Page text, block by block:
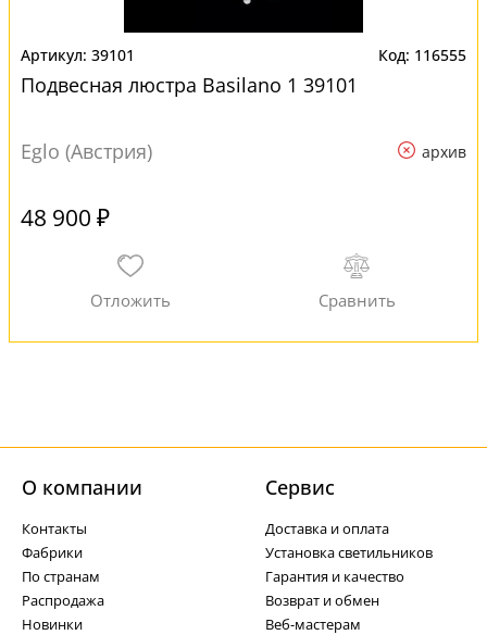
39101 116555
Подвесная люстра Basilano 1 39101
Eglo (Австрия) архив
48 900 ₽
О компании
Контакты
Фабрики
По странам
Распродажа
Новинки
Cервис
Доставка и оплата
Установка светильников
Гарантия и качество
Возврат и обмен
Веб-мастерам